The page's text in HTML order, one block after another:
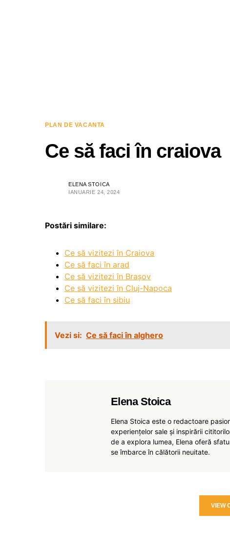
PLAN DE VACANTA
Ce să faci în craiova
ELENA STOICA
IANUARIE 24, 2024
Postări similare:
Ce să vizitezi în Craiova
Ce să faci în arad
Ce să vizitezi în Brașov
Ce să vizitezi în Cluj-Napoca
Ce să faci în sibiu
Vezi si: Ce să faci în alghero
Elena Stoica
Elena Stoica este o redactoare
experiențelor sale și inspirării
de a explora lumea, Elena oferă
se îmbarce în călătorii neuitate.
VIEW